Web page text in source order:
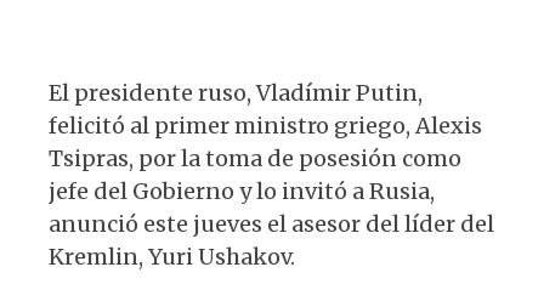
El presidente ruso, Vladímir Putin,
felicitó al primer ministro griego, Alexis
Tsipras, por la toma de posesión como
jefe del Gobierno y lo invitó a Rusia,
anunció este jueves el asesor del líder del
Kremlin, Yuri Ushakov.